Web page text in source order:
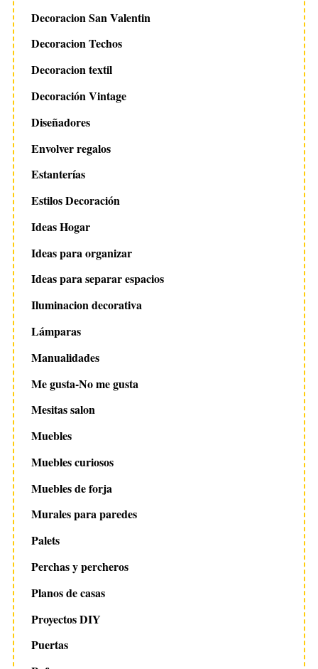
Decoracion San Valentin
Decoracion Techos
Decoracion textil
Decoración Vintage
Diseñadores
Envolver regalos
Estanterías
Estilos Decoración
Ideas Hogar
Ideas para organizar
Ideas para separar espacios
Iluminacion decorativa
Lámparas
Manualidades
Me gusta-No me gusta
Mesitas salon
Muebles
Muebles curiosos
Muebles de forja
Murales para paredes
Palets
Perchas y percheros
Planos de casas
Proyectos DIY
Puertas